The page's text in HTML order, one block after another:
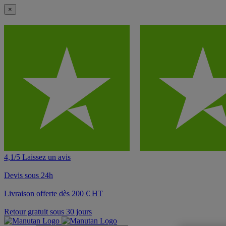
×
4,1/5 Laissez un avis
Devis sous 24h
Livraison offerte dès 200 € HT
Retour gratuit sous 30 jours